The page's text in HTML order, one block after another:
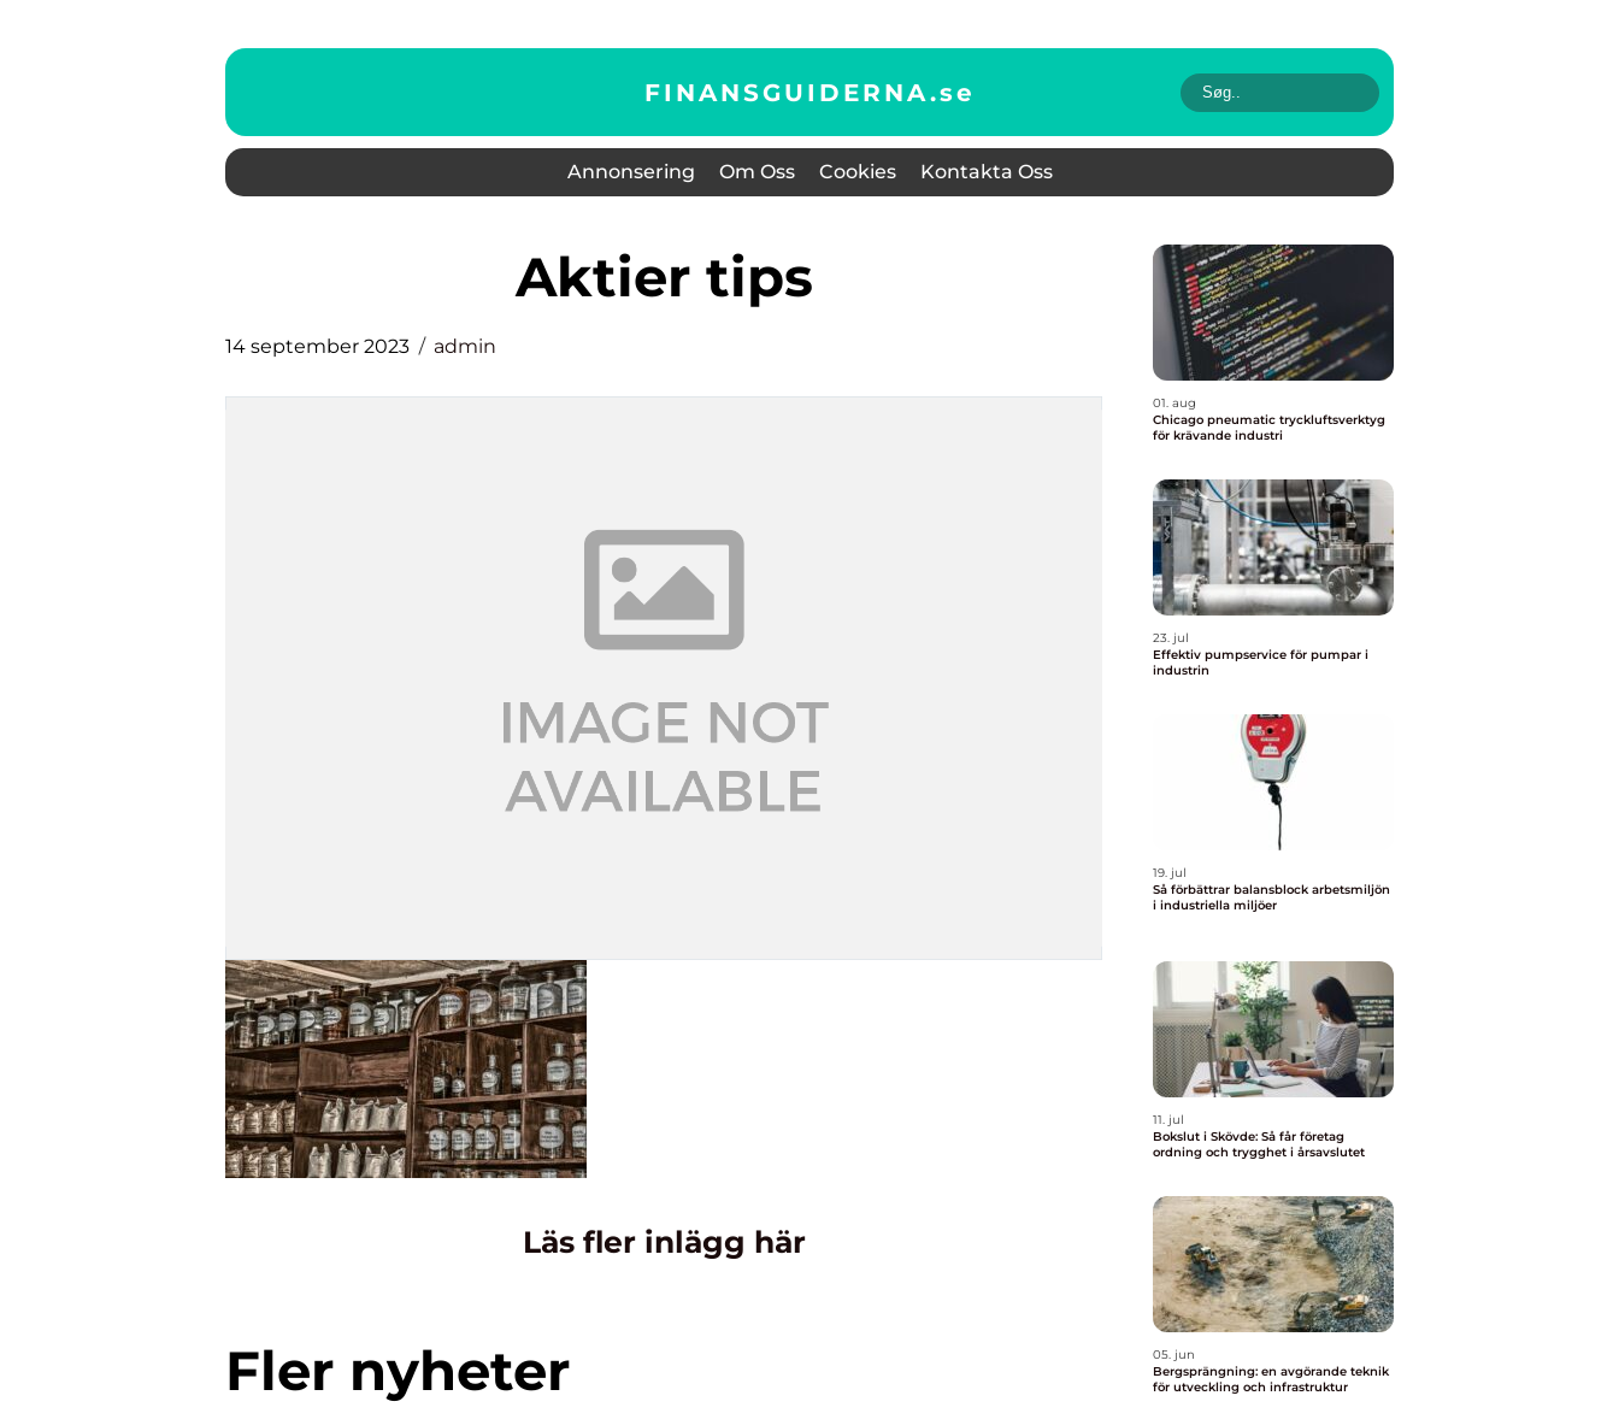
FINANSGUIDERNA.se
Annonsering Om Oss Cookies Kontakta Oss
aktier tips
14 september 2023 admin
Läs fler inlägg här
Fler nyheter
01. aug
Chicago pneumatic tryckluftsverktyg
för krävande industri
23. jul
Effektiv pumpservice för pumpar i
industrin
19. jul
Så förbättrar balansblock arbetsmiljön
i industriella miljöer
11. jul
Bokslut i Skövde: Så får företag
ordning och trygghet i årsavslutet
05. jun
Bergsprängning: en avgörande teknik
för utveckling och infrastruktur